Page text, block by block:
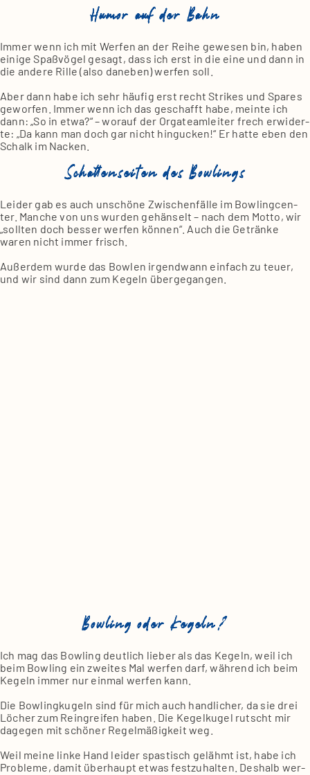
Humor auf der Bahn
Immer wenn ich mit Wer­fen an der Rei­he gewe­sen bin, haben
eini­ge Spaß­vö­gel gesagt, dass ich erst in die eine und dann in
die ande­re Ril­le (also dane­ben) wer­fen soll.
Aber dann habe ich sehr häu­fig erst recht Strikes und Spa­res
gewor­fen. Immer wenn ich das geschafft habe, mein­te ich
dann: „So in etwa?“ – wor­auf der Orga­team­lei­ter frech erwi­der­
te: „Da kann man doch gar nicht hin­gu­cken!“ Er hat­te eben den
Schalk im Nacken.
Schattenseiten des Bowlings
Lei­der gab es auch unschö­ne Zwi­schen­fäl­le im Bow­ling­cen­
ter. Man­che von uns wur­den gehän­selt – nach dem Mot­to, wir
„soll­ten doch bes­ser wer­fen kön­nen“. Auch die Geträn­ke
waren nicht immer frisch.
Außer­dem wur­de das Bow­len irgend­wann ein­fach zu teu­er,
und wir sind dann zum Kegeln über­ge­gan­gen.
Bowling oder Kegeln?
Ich mag das Bow­ling deut­lich lie­ber als das Kegeln, weil ich
beim Bow­ling ein zwei­tes Mal wer­fen darf, wäh­rend ich beim
Kegeln immer nur ein­mal wer­fen kann.
Die Bow­ling­ku­geln sind für mich auch hand­li­cher, da sie drei
Löcher zum Rein­grei­fen haben. Die Kegel­ku­gel rutscht mir
dage­gen mit schö­ner Regel­mä­ßig­keit weg.
Weil mei­ne lin­ke Hand lei­der spas­tisch gelähmt ist, habe ich
Pro­ble­me, damit über­haupt etwas fest­zu­hal­ten. Des­halb wer­